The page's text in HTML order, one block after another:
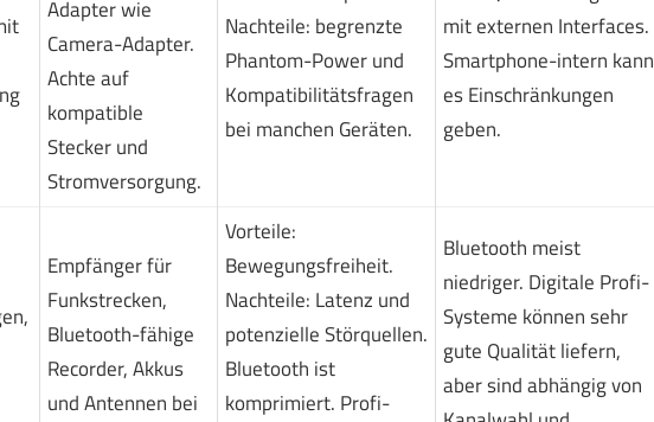
Adapter wie
Camera-Adapter.
Achte auf
kompatible
Stecker und
Stromversorgung.
Nachteile: begrenzte
Phantom-Power und
Kompatibilitätsfragen
bei manchen Geräten.
mit externen Interfaces.
Smartphone-intern kann
es Einschränkungen
geben.
Empfänger für
Funkstrecken,
Bluetooth-fähige
Recorder, Akkus
und Antennen bei
Vorteile:
Bewegungsfreiheit.
Nachteile: Latenz und
potenzielle Störquellen.
Bluetooth ist
komprimiert. Profi-
Bluetooth meist
niedriger. Digitale Profi-
Systeme können sehr
gute Qualität liefern,
aber sind abhängig von